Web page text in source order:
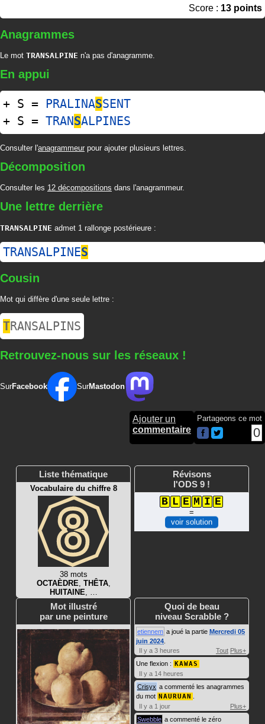
Score : 13 points
Anagrammes
Le mot TRANSALPINE n'a pas d'anagramme.
En appui
+ S = PRALINASSENT
+ S = TRANSALPINES
Consulter l'anagrammeur pour ajouter plusieurs lettres.
Décomposition
Consulter les 12 décompositions dans l'anagrammeur.
Une lettre derrière
TRANSALPINE admet 1 rallonge postérieure :
TRANSALPINES
Cousin
Mot qui diffère d'une seule lettre :
TRANSALPINS
Retrouvez-nous sur les réseaux !
SurFacebook SurMastodon
Ajouter un
commentaire
Partageons ce mot
0
Liste thématique
Vocabulaire du chiffre 8
38 mots
OCTAÈDRE THÊTA,
HUITAINE
Révisons
l'ODS 9 !
B L E M I E
=
voir solution
Mot illustré
par une peinture
Quoi de beau
niveau Scrabble ?
etiennem a joué la partie Mercredi 05
juin 2024
Il y a 3 heures
Tout Plus+
Une flexion : KAWAS
Il y a 14 heures
Crisyx a commenté les anagrammes
du mot NAURUAN
Il y a 1 jour
Plus+
Swebble a commenté le zéro